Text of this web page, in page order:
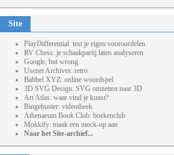
Site
PlayDifferential: test je eigen vooroordelen
RV Chess: je schaakpartij laten analyseren
Google, but wrong
Usenet Archives: retro
Babbel XYZ: online woordspel
3D SVG Design: SVG omzetten naar 3D
Art Atlas: waar vind je kunst?
Bingebuster: videotheek
Athenaeum Book Club: boekenclub
Mokkify: maak een mock-up aan
Naar het Site-archief...